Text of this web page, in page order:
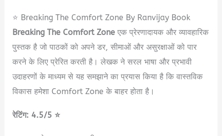
⭐ Breaking The Comfort Zone By Ranvijay Book
Breaking The Comfort Zone एक प्रेरणादायक और व्यावहारिक
पुस्तक है जो पाठकों को अपने डर, सीमाओं और असुरक्षाओं को पार
करने के लिए प्रेरित करती है। लेखक ने सरल भाषा और प्रभावी
उदाहरणों के माध्यम से यह समझाने का प्रयास किया है कि वास्तविक
विकास हमेशा Comfort Zone के बाहर होता है।
रेटिंग: 4.5/5 ⭐